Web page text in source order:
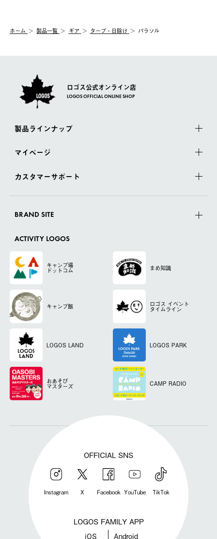
【配送業者】
佐川急便にて配送されます。
一度お手元の商品を返品いただき、ご希望商品を再注文してくだ
ホーム 製品一覧 ギア タープ・日除け パラソル
ロゴス公式オンライン店
LOGOS OFFICIAL ONLINE SHOP
製品ラインナップ
マイページ
カスタマーサポート
BRAND SITE
ACTIVITY LOGOS
キャンプ場
ドットコム まめ知識
キャンプ飯 ロゴス イベント
タイムライン
LOGOS LAND LOGOS PARK
おあそび
マスターズ CAMP RADIO
OFFICIAL SNS
Instagram X Facebook YouTube TikTok
LOGOS FAMILY APP
iOS Android